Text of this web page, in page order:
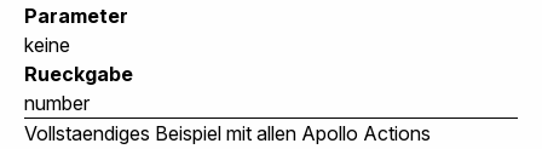
Parameter
keine
Rueckgabe
number
Vollstaendiges Beispiel mit allen Apollo Actions